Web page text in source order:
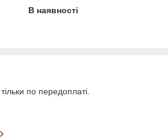
В наявності
по передоплаті.